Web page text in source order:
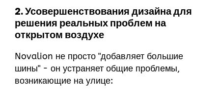
2. Усовершенствования дизайна для
решения реальных проблем на
открытом воздухе
Novalion не просто "добавляет большие
шины" - он устраняет общие проблемы,
возникающие на улице: